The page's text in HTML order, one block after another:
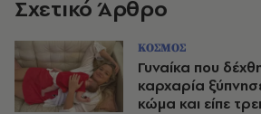
Σχετικό Άρθρο
ΚΟΣΜΟΣ
Γυναίκα που
καρχαρία
κώμα και είπε